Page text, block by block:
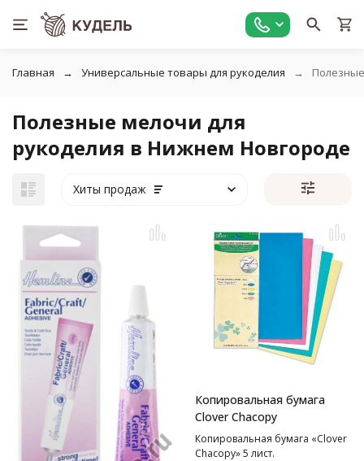
Главная Универсальные товары для рукоделия
Полезные мелочи для
рукоделия в Нижнем Новгороде
Хиты продаж
Копировальная бумага
Clover Chacopy
Копировальная бумага «Clover
Chacopy» 5 лист.